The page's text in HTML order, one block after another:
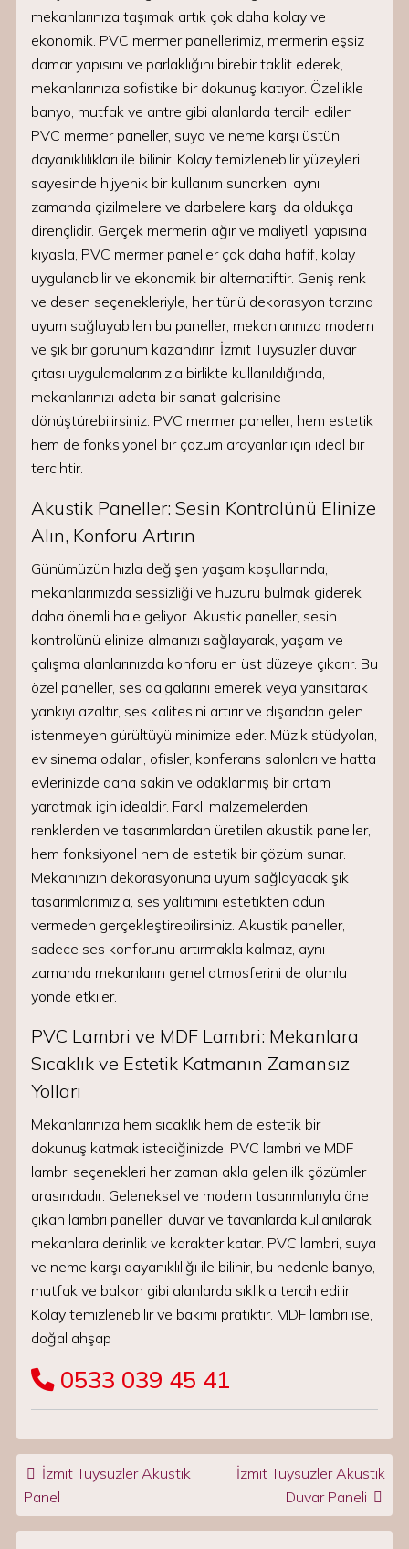
mekanlarınıza taşımak artık çok daha kolay ve
ekonomik. PVC mermer panellerimiz, mermerin eşsiz
damar yapısını ve parlaklığını birebir taklit ederek,
mekanlarınıza sofistike bir dokunuş katıyor. Özellikle
banyo, mutfak ve antre gibi alanlarda tercih edilen
PVC mermer paneller, suya ve neme karşı üstün
dayanıklılıkları ile bilinir. Kolay temizlenebilir yüzeyleri
sayesinde hijyenik bir kullanım sunarken, aynı
zamanda çizilmelere ve darbelere karşı da oldukça
dirençlidir. Gerçek mermerin ağır ve maliyetli yapısına
kıyasla, PVC mermer paneller çok daha hafif, kolay
uygulanabilir ve ekonomik bir alternatiftir. Geniş renk
ve desen seçenekleriyle, her türlü dekorasyon tarzına
uyum sağlayabilen bu paneller, mekanlarınıza modern
ve şık bir görünüm kazandırır. İzmit Tüysüzler duvar
çıtası uygulamalarımızla birlikte kullanıldığında,
mekanlarınızı adeta bir sanat galerisine
dönüştürebilirsiniz. PVC mermer paneller, hem estetik
hem de fonksiyonel bir çözüm arayanlar için ideal bir
tercihtir.
Akustik Paneller: Sesin Kontrolünü Elinize
Alın, Konforu Artırın
Günümüzün hızla değişen yaşam koşullarında,
mekanlarımızda sessizliği ve huzuru bulmak giderek
daha önemli hale geliyor. Akustik paneller, sesin
kontrolünü elinize almanızı sağlayarak, yaşam ve
çalışma alanlarınızda konforu en üst düzeye çıkarır. Bu
özel paneller, ses dalgalarını emerek veya yansıtarak
yankıyı azaltır, ses kalitesini artırır ve dışarıdan gelen
istenmeyen gürültüyü minimize eder. Müzik stüdyoları,
ev sinema odaları, ofisler, konferans salonları ve hatta
evlerinizde daha sakin ve odaklanmış bir ortam
yaratmak için idealdir. Farklı malzemelerden,
renklerden ve tasarımlardan üretilen akustik paneller,
hem fonksiyonel hem de estetik bir çözüm sunar.
Mekanınızın dekorasyonuna uyum sağlayacak şık
tasarımlarımızla, ses yalıtımını estetikten ödün
vermeden gerçekleştirebilirsiniz. Akustik paneller,
sadece ses konforunu artırmakla kalmaz, aynı
zamanda mekanların genel atmosferini de olumlu
yönde etkiler.
PVC Lambri ve MDF Lambri: Mekanlara
Sıcaklık ve Estetik Katmanın Zamansız
Yolları
Mekanlarınıza hem sıcaklık hem de estetik bir
dokunuş katmak istediğinizde, PVC lambri ve MDF
lambri seçenekleri her zaman akla gelen ilk çözümler
arasındadır. Geleneksel ve modern tasarımlarıyla öne
çıkan lambri paneller, duvar ve tavanlarda kullanılarak
mekanlara derinlik ve karakter katar. PVC lambri, suya
ve neme karşı dayanıklılığı ile bilinir, bu nedenle banyo,
mutfak ve balkon gibi alanlarda sıklıkla tercih edilir.
Kolay temizlenebilir ve bakımı pratiktir. MDF lambri ise,
doğal ahşap
0533 039 45 41
Post navigation
İzmit Tüysüzler Akustik
Panel
İzmit Tüysüzler Akustik
Duvar Paneli